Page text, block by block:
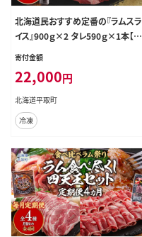
北海道民おすすめ定番の『ラムスラ
イス』900ｇ×2 タレ590ｇ×1本【簡
易鍋付き１枚】 BRTI016
寄付金額
22,000円
北海道平取町
冷凍